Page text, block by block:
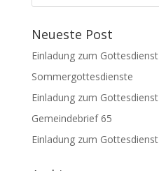
Neueste Post
Einladung zum Gottesdienst
Sommergottesdienste
Einladung zum Gottesdienst
Gemeindebrief 65
Einladung zum Gottesdienst